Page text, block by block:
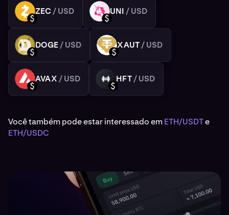
ZEC
USD
ZEC / USD
UNI
USD
UNI / USD
DOGE
USD
DOGE/ USD
XAUT
USD
XAUT/ USD
AVAX
USD
AVAX / USD
HFT
USD
HFT/ USD
Você também pode estar interessado em ETH/USDTe
ETH/USDC